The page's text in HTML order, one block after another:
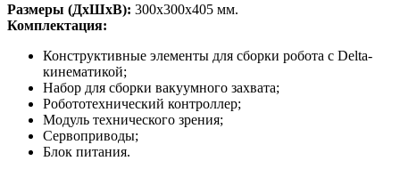
Размеры (ДхШхВ): 300х300х405 мм.
Комплектация:
Конструктивные элементы для сборки робота с Delta-
кинематикой;
Набор для сборки вакуумного захвата;
Робототехнический контроллер;
Модуль технического зрения;
Сервоприводы;
Блок питания.